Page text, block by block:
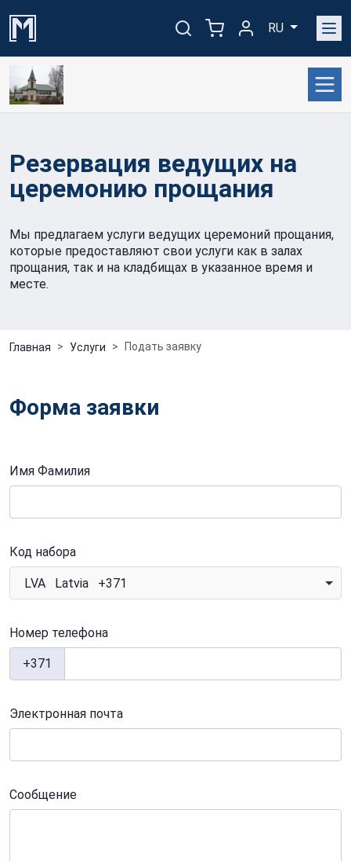
RU
Резервация ведущих на
церемонию прощания
Мы предлагаем услуги ведущих церемоний прощания,
которые предоставляют свои услуги как в залах
прощания, так и на кладбищах в указанное время и
месте.
Главная Услуги Подать заявку
Форма заявки
Имя Фамилия
Код набора
LVA Latvia +371
Номер телефона
+371
Электронная почта
Сообщение